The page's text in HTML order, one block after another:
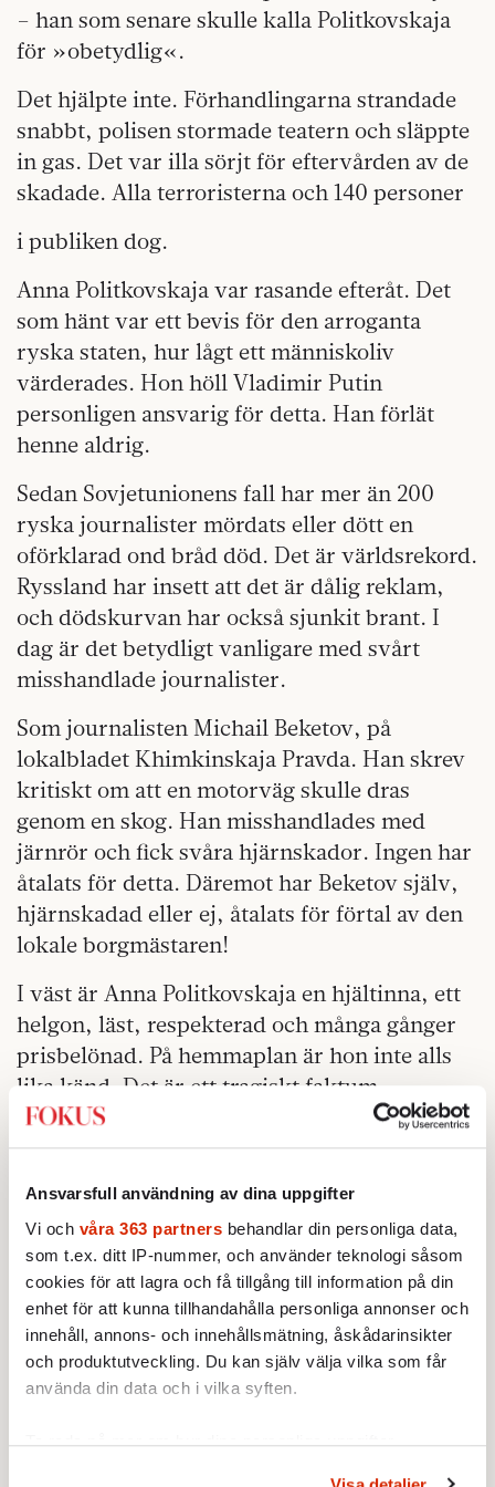
Ansvarsfull användning av dina uppgifter
Vi och våra 363 partners behandlar din personliga data,
som t.ex. ditt IP-nummer, och använder teknologi såsom
cookies för att lagra och få tillgång till information på din
enhet för att kunna tillhandahålla personliga annonser och
innehåll, annons- och innehållsmätning, åskådarinsikter
och produktutveckling. Du kan själv välja vilka som får
använda din data och i vilka syften.
Ta reda på mer om hur dina personliga uppgifter
– han som senare skulle kalla Politkovskaja
för »obetydlig«.
Det hjälpte inte. Förhandlingarna strandade
snabbt, polisen stormade teatern och släppte
in gas. Det var illa sörjt för eftervården av de
skadade. Alla terroristerna och 140 personer
i publiken dog.
Anna Politkovskaja var rasande efteråt. Det
som hänt var ett bevis för den arroganta
ryska staten, hur lågt ett människoliv
värderades. Hon höll Vladimir Putin
personligen ansvarig för detta. Han förlät
henne aldrig.
Sedan Sovjetunionens fall har mer än 200
ryska journalister mördats eller dött en
oförklarad ond bråd död. Det är världsrekord.
Ryssland har insett att det är dålig reklam,
och dödskurvan har också sjunkit brant. I
dag är det betydligt vanligare med svårt
misshandlade journalister.
Som journalisten Michail Beketov, på
lokalbladet Khimkinskaja Pravda. Han skrev
kritiskt om att en motorväg skulle dras
genom en skog. Han misshandlades med
järnrör och fick svåra hjärnskador. Ingen har
åtalats för detta. Däremot har Beketov själv,
hjärnskadad eller ej, åtalats för förtal av den
lokale borgmästaren!
I väst är Anna Politkovskaja en hjältinna, ett
helgon, läst, respekterad och många gånger
prisbelönad. På hemmaplan är hon inte alls
lika känd. Det är ett tragiskt faktum.
Ryssar i allmänhet är alltför vana vid en
intresserar sig fortfarande mer för sina usla
pensioner, för arbetslösheten och för det
trasiga imperiets fallande prestige. Och de
gillar sin Kovjornyj! Ett gott skratt i svåra
tider. Det är därför Vladimir Putin sitter
ganska säkert.
Varje gång vi skriver om mordet på Anna